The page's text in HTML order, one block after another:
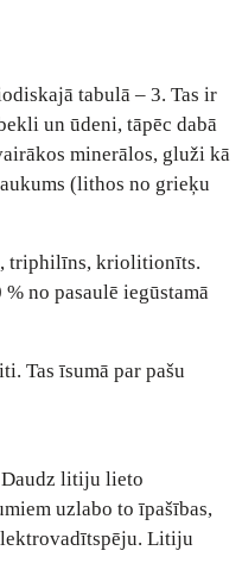
tabulā – 3. Tas ir
un ūdeni, tāpēc dabā
minerālos, gluži kā
(lithos no grieķu
triphilīns, kriolitionīts.
no pasaulē iegūstamā
Tas īsumā par pašu
litiju lieto
uzlabo to īpašības,
Litiju